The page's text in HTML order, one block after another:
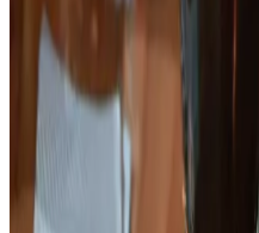
Sabores de la capital musical